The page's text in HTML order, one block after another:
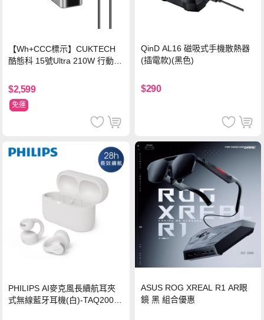
【Wh+CCC標示】CUKTECH
酷態科 15號Ultra 210W 行動電
$2,599
免運
QinD AL16 磁吸式手機散熱器
(插電款)(黑色)
$290
PHILIPS AI麥克風長續航耳夾
式無線藍牙耳機(白)-TAQ2000
ASUS ROG XREAL R1 AR眼
鏡 黑 組合優惠